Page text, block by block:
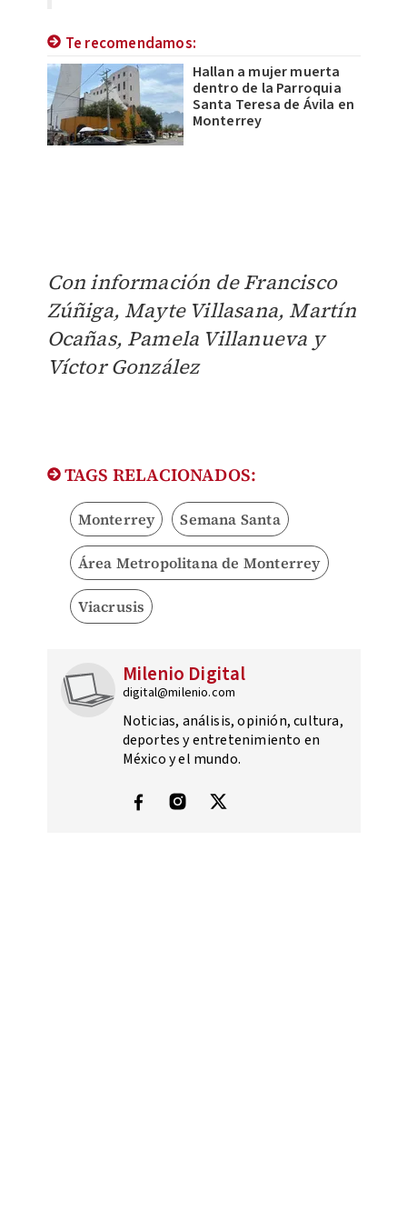
Te recomendamos:
Hallan a mujer muerta
dentro de la Parroquia
Santa Teresa de Ávila en
Monterrey
Con información de Francisco
Zúñiga, Mayte Villasana, Martín
Ocañas, Pamela Villanueva y
Víctor González
TAGS RELACIONADOS:
Monterrey Semana Santa
Área Metropolitana de Monterrey
Viacrusis
Milenio Digital
digital@milenio.com
Noticias, análisis, opinión, cultura,
deportes y entretenimiento en
México y el mundo.